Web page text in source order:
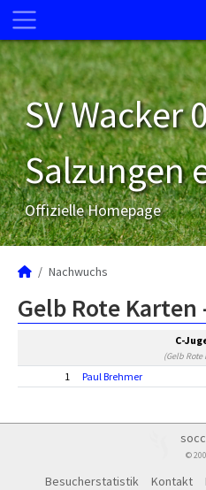
SV Wacker
Salzungen
Offizielle Homepage
Nachwuchs
Gelb Rote Karten
C-
(Gelb Rote
1 Paul Brehmer
©
Besucherstatistik Kontakt